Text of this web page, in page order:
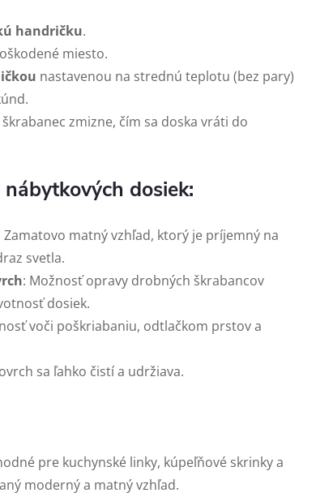
handričku.
miesto.
nastavenou na strednú teplotu (bez pary)
zmizne, čím sa doska vráti do
dosiek:
Zamatovo matný vzhľad, ktorý je príjemný na
svetla.
: Možnosť opravy drobných škrabancov
dosiek.
voči poškriabaniu, odtlačkom prstov a
sa ľahko čistí a udržiava.
pre kuchynské linky, kúpeľňové skrinky a
moderný a matný vzhľad.